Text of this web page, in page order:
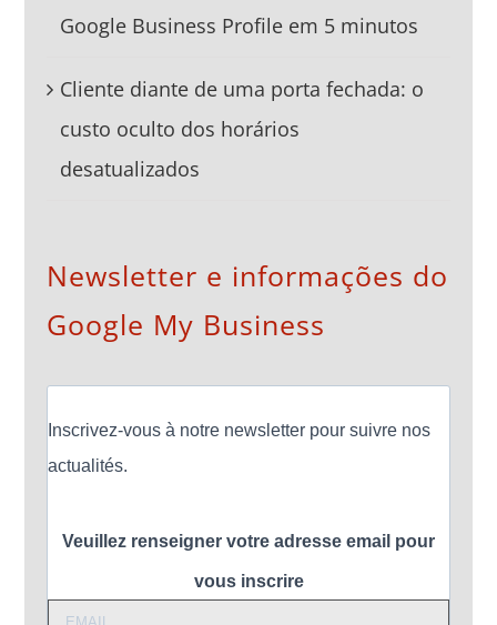
Google Business Profile em 5 minutos
Cliente diante de uma porta fechada: o
custo oculto dos horários
desatualizados
Newsletter e informações do
Google My Business
Inscrivez-vous à notre newsletter pour suivre nos
actualités.
Veuillez renseigner votre adresse email pour
vous inscrire